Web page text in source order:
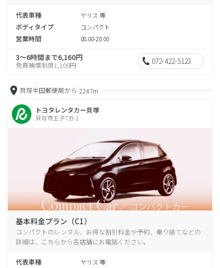
代表車種 ヤリス 等
ボディタイプ コンパクト
営業時間 08:00-20:00
3～6時間まで6,160円
免責補償制度1,100円 072-422-5123
貝塚半田郵便局から 2247m
トヨタレンタカー貝塚
貝塚市王子739-1
基本料金プラン（C1）
コンパクトのレンタル、お得な割引料金や予約、乗り捨てなどの
詳細は、こちらから各店舗にお電話ください。
代表車種 ヤリス 等